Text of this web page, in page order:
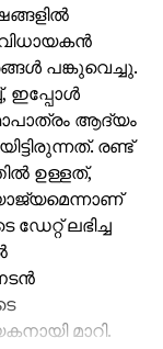
പങ്കുവെച്ചു.
ഇപ്പോള്‍
ആദ്യം
രണ്ട്
ഉള്ളത്,
ഡേറ്റ് ലഭിച്ച
മാറി.